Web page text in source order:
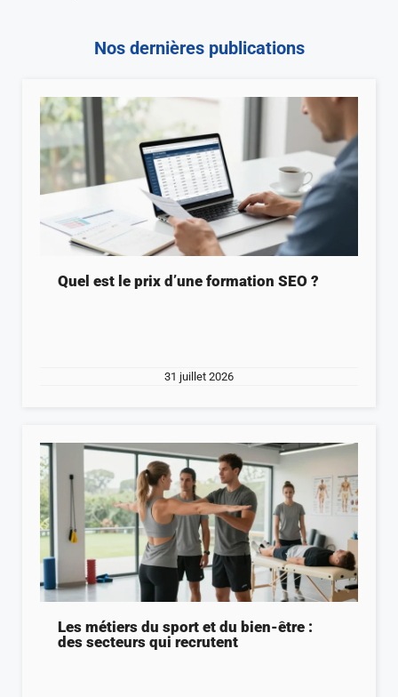
Nos dernières publications
Quel est le prix d’une formation SEO ?
31 juillet 2026
Les métiers du sport et du bien-être :
des secteurs qui recrutent